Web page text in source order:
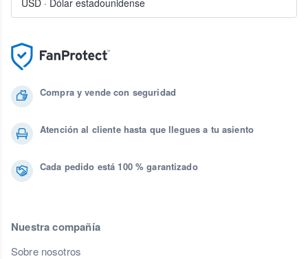
Compra y vende con seguridad
Atención al cliente hasta que llegues a tu asiento
Cada pedido está 100 % garantizado
Nuestra compañía
Sobre nosotros